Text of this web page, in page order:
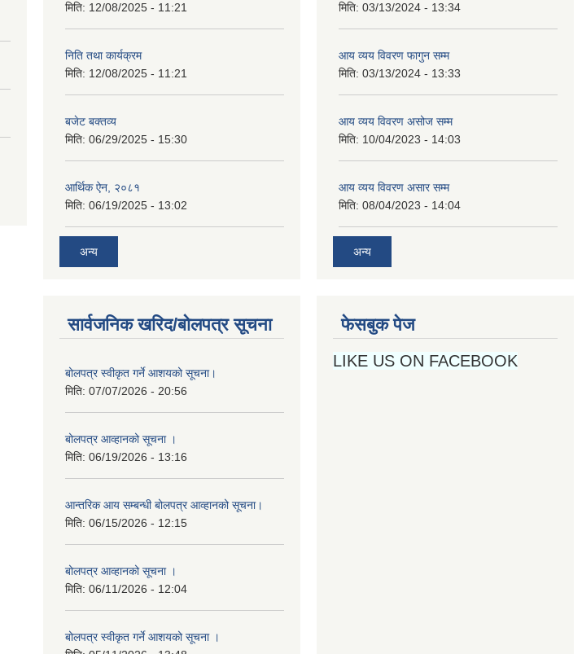
मिति: 12/08/2025 - 11:21
निति तथा कार्यक्रम
मिति: 12/08/2025 - 11:21
बजेट बक्तव्य
मिति: 06/29/2025 - 15:30
आर्थिक ऐन, २०८१
मिति: 06/19/2025 - 13:02
अन्य
सार्वजनिक खरिद/बोलपत्र सूचना
बोलपत्र स्वीकृत गर्ने आशयको सूचना।
मिति: 07/07/2026 - 20:56
बोलपत्र आव्हानको सूचना ।
मिति: 06/19/2026 - 13:16
आन्तरिक आय सम्बन्धी बोलपत्र आव्हानको सूचना।
मिति: 06/15/2026 - 12:15
बोलपत्र आव्हानको सूचना ।
मिति: 06/11/2026 - 12:04
बोलपत्र स्वीकृत गर्ने आशयको सूचना ।
मिति: 03/13/2024 - 13:34
आय व्यय विवरण फागुन सम्म
मिति: 03/13/2024 - 13:33
आय व्यय विवरण असोज सम्म
मिति: 10/04/2023 - 14:03
आय व्यय विवरण असार सम्म
मिति: 08/04/2023 - 14:04
अन्य
फेसबुक पेज
LIKE US ON FACEBOOK